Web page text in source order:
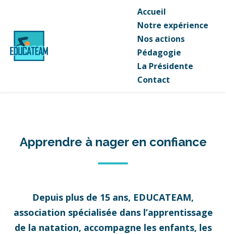
Accueil
Notre expérience
Nos actions
Pédagogie
La Présidente
Contact
Apprendre à nager en confiance
Depuis plus de 15 ans, EDUCATEAM,
association spécialisée dans l’apprentissage
de la natation, accompagne les enfants, les